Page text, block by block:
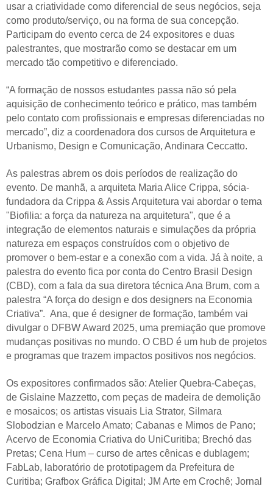
usar a criatividade como diferencial de seus negócios, seja
como produto/serviço, ou na forma de sua concepção.
Participam do evento cerca de 24 expositores e duas
palestrantes, que mostrarão como se destacar em um
mercado tão competitivo e diferenciado.
“A formação de nossos estudantes passa não só pela
aquisição de conhecimento teórico e prático, mas também
pelo contato com profissionais e empresas diferenciadas no
mercado”, diz a coordenadora dos cursos de Arquitetura e
Urbanismo, Design e Comunicação, Andinara Ceccatto.
As palestras abrem os dois períodos de realização do
evento. De manhã, a arquiteta Maria Alice Crippa, sócia-
fundadora da Crippa & Assis Arquitetura vai abordar o tema
"Biofilia: a força da natureza na arquitetura", que é a
integração de elementos naturais e simulações da própria
natureza em espaços construídos com o objetivo de
promover o bem-estar e a conexão com a vida. Já à noite, a
palestra do evento fica por conta do Centro Brasil Design
(CBD), com a fala da sua diretora técnica Ana Brum, com a
palestra “A força do design e dos designers na Economia
Criativa”. Ana, que é designer de formação, também vai
divulgar o DFBW Award 2025, uma premiação que promove
mudanças positivas no mundo. O CBD é um hub de projetos
e programas que trazem impactos positivos nos negócios.
Os expositores confirmados são: Atelier Quebra-Cabeças,
de Gislaine Mazzetto, com peças de madeira de demolição
e mosaicos; os artistas visuais Lia Strator, Silmara
Slobodzian e Marcelo Amato; Cabanas e Mimos de Pano;
Acervo de Economia Criativa do UniCuritiba; Brechó das
Pretas; Cena Hum – curso de artes cênicas e dublagem;
FabLab, laboratório de prototipagem da Prefeitura de
Curitiba; Grafbox Gráfica Digital; JM Arte em Crochê; Jornal